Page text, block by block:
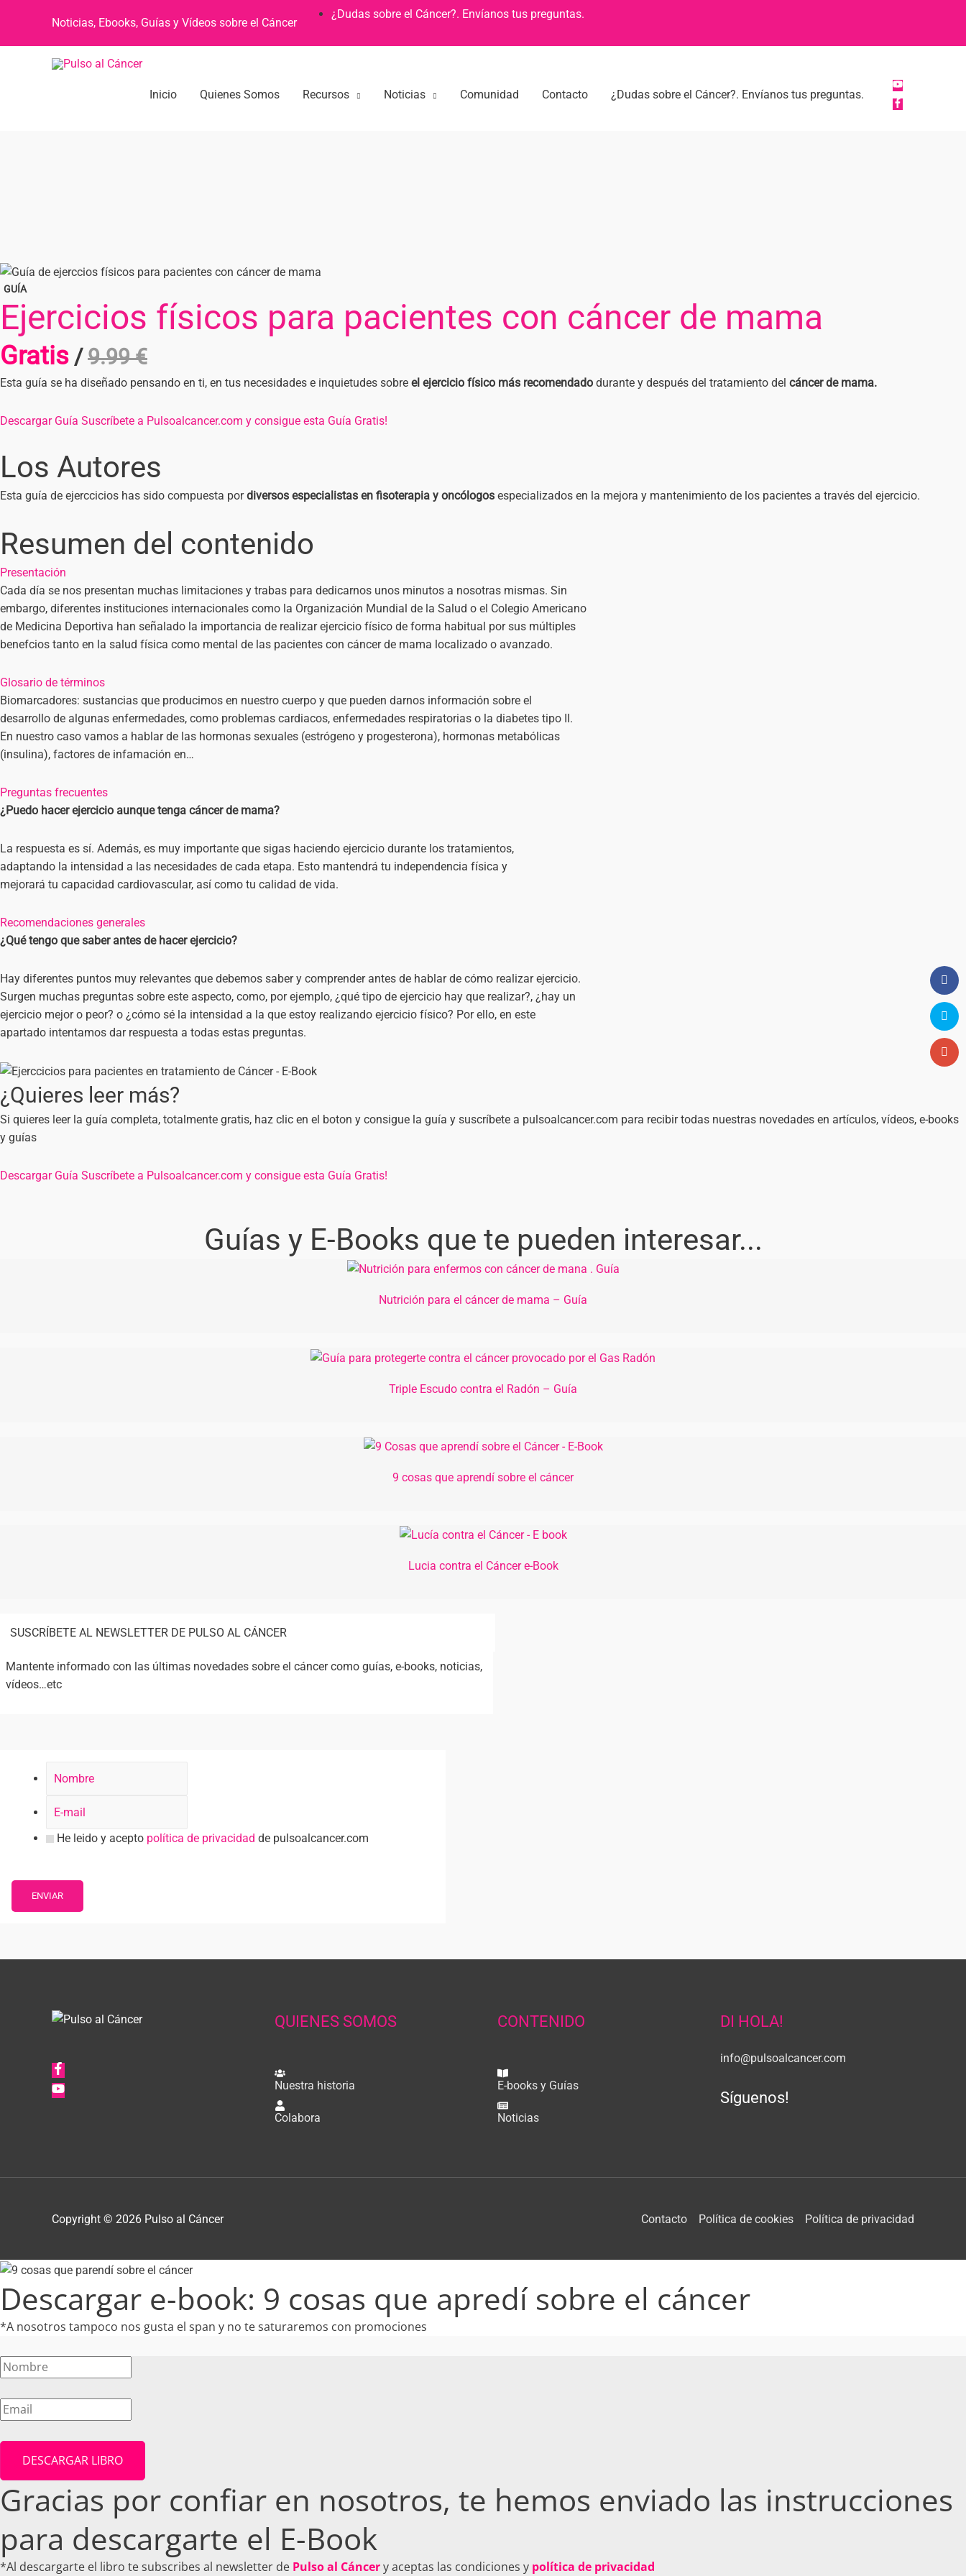
Noticias, Ebooks, Guías y Vídeos sobre el Cáncer
¿Dudas sobre el Cáncer?. Envíanos tus preguntas.
Inicio Quienes Somos Recursos Noticias Comunidad Contacto ¿Dudas sobre el Cáncer?. Envíanos tus preguntas.
GUÍA
Ejercicios físicos para pacientes con cáncer de mama
Gratis /9.99 €
Esta guía se ha diseñado pensando en ti, en tus necesidades e inquietudes sobre el ejercicio físico más recomendado durante y después del tratamiento del cáncer de mama.
Descargar Guía Suscríbete a Pulsoalcancer.com y consigue esta Guía Gratis!
Los Autores
Esta guía de ejerccicios has sido compuesta pordiversos especialistas en fisoterapia y oncólogos especializados en la mejora y mantenimiento de los pacientes a través del ejercicio.
Resumen del contenido
Presentación
Cada día se nos presentan muchas limitaciones y trabas para dedicarnos unos minutos a nosotras mismas. Sin
embargo, diferentes instituciones internacionales como la Organización Mundial de la Salud o el Colegio Americano
de Medicina Deportiva han señalado la importancia de realizar ejercicio físico de forma habitual por sus múltiples
benefcios tanto en la salud física como mental de las pacientes con cáncer de mama localizado o avanzado.
Glosario de términos
Biomarcadores: sustancias que producimos en nuestro cuerpo y que pueden darnos información sobre el
desarrollo de algunas enfermedades, como problemas cardiacos, enfermedades respiratorias o la diabetes tipo II.
En nuestro caso vamos a hablar de las hormonas sexuales (estrógeno y progesterona), hormonas metabólicas
(insulina), factores de infamación en…
Preguntas frecuentes
¿Puedo hacer ejercicio aunque tenga cáncer de mama?
La respuesta es sí. Además, es muy importante que sigas haciendo ejercicio durante los tratamientos,
adaptando la intensidad a las necesidades de cada etapa. Esto mantendrá tu independencia física y
mejorará tu capacidad cardiovascular, así como tu calidad de vida.
Recomendaciones generales
¿Qué tengo que saber antes de hacer ejercicio?
Hay diferentes puntos muy relevantes que debemos saber y comprender antes de hablar de cómo realizar ejercicio.
Surgen muchas preguntas sobre este aspecto, como, por ejemplo, ¿qué tipo de ejercicio hay que realizar?, ¿hay un
ejercicio mejor o peor? o ¿cómo sé la intensidad a la que estoy realizando ejercicio físico? Por ello, en este
apartado intentamos dar respuesta a todas estas preguntas.
¿Quieres leer más?
Si quieres leer la guía completa, totalmente gratis, haz clic en el boton y consigue la guía y suscríbete a pulsoalcancer.com para recibir todas nuestras novedades en artículos, vídeos, e-books
y guías
Descargar Guía Suscríbete a Pulsoalcancer.com y consigue esta Guía Gratis!
Guías y E-Books que te pueden interesar...
Nutrición para el cáncer de mama – Guía
Triple Escudo contra el Radón – Guía
9 cosas que aprendí sobre el cáncer
Lucia contra el Cáncer e-Book
SUSCRÍBETE AL NEWSLETTER DE PULSO AL CÁNCER
Mantente informado con las últimas novedades sobre el cáncer como guías, e-books, noticias,
vídeos…etc
He leido y acepto política de privacidad de pulsoalcancer.com
QUIENES SOMOS
Nuestra historia
Colabora
CONTENIDO
E-books y Guías
Noticias
DI HOLA!
info@pulsoalcancer.com
Síguenos!
Copyright © 2026 Pulso al Cáncer Contacto Política de cookies Política de privacidad
Descargar e-book: 9 cosas que apredí sobre el cáncer
*A nosotros tampoco nos gusta el span y no te saturaremos con promociones
DESCARGAR LIBRO
Gracias por confiar en nosotros, te hemos enviado las instrucciones
para descargarte el E-Book
*Al descargarte el libro te subscribes al newsletter de Pulso al Cáncery aceptas las condiciones y política de privacidad